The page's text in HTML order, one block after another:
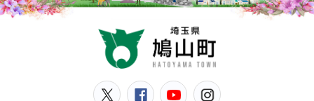
鳩山町公式Twitter
鳩山町公式Facebook
鳩山町公式